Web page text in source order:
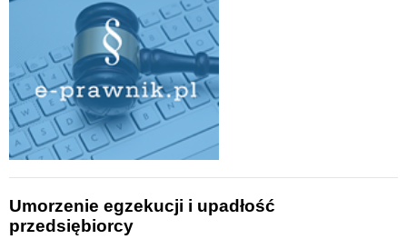
Umorzenie egzekucji i upadłość
przedsiębiorcy